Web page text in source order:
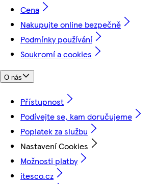
Cena
Nakupujte online bezpečně
Podmínky používání
Soukromí a cookies
O nás
Přístupnost
Podívejte se, kam doručujeme
Poplatek za službu
Nastavení Cookies
Možnosti platby
itesco.cz